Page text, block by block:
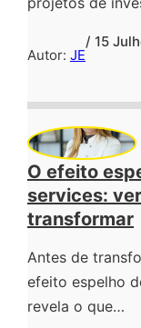
Autor: JE
/ 15
O efeito
services:
transformar
Antes de
efeito espelho
revela o que…